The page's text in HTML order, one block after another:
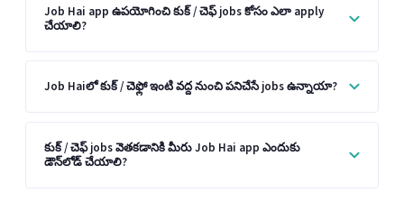
Job Hai app ఉపయోగించి కుక్ / చెఫ్ jobs కోసం ఎలా apply
చేయాలి?
Job Haiలో కుక్ / చెఫ్లో ఇంటి వద్ద నుంచి పనిచేసే jobs ఉన్నాయా?
కుక్ / చెఫ్ jobs వెతకడానికి మీరు Job Hai app ఎందుకు
డౌన్‌లోడ్ చేయాలి?